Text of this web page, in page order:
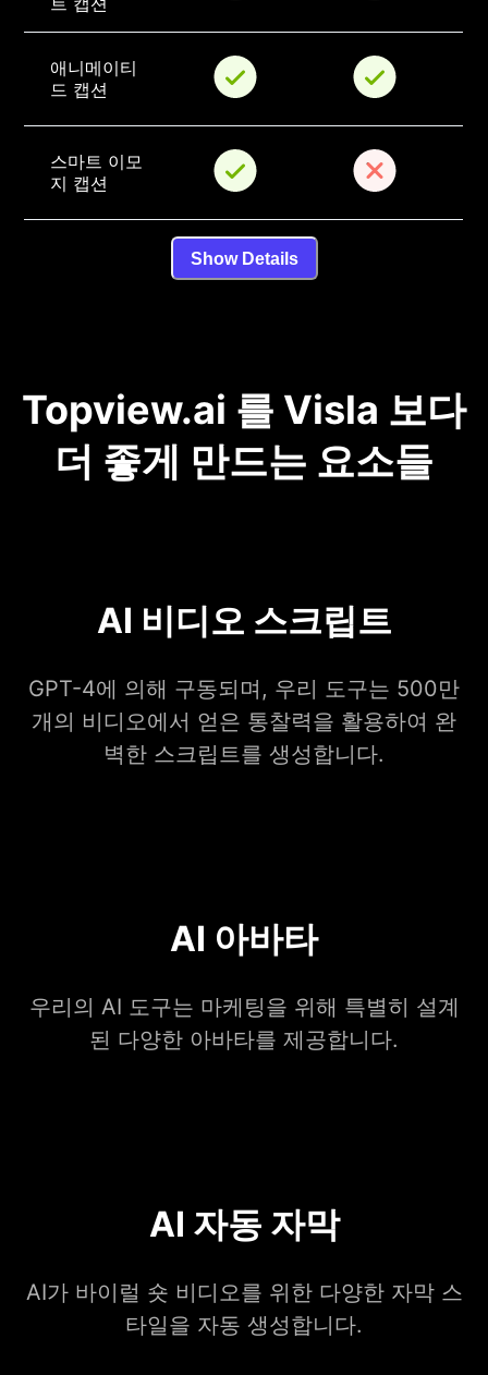
애니메이티
드 캡션
스마트 이모
지 캡션
Show Details
Topview.ai 를 Visla 보다
더 좋게 만드는 요소들
AI 비디오 스크립트
GPT-4에 의해 구동되며, 우리 도구는 500만
개의 비디오에서 얻은 통찰력을 활용하여 완
벽한 스크립트를 생성합니다.
AI 아바타
우리의 AI 도구는 마케팅을 위해 특별히 설계
된 다양한 아바타를 제공합니다.
AI 자동 자막
AI가 바이럴 숏 비디오를 위한 다양한 자막 스
타일을 자동 생성합니다.